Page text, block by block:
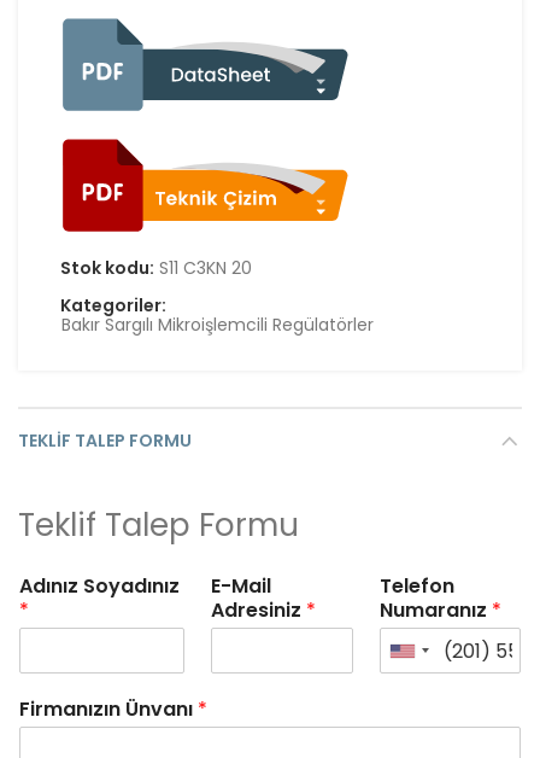
Stok kodu: S11 C3KN 20
Kategoriler:
Bakır Sargılı Mikroişlemcili Regülatörler
TEKLIF TALEP FORMU
Teklif Talep Formu
Adınız Soyadınız
*
E-Mail
Adresiniz *
Telefon
Numaranız *
Firmanızın Ünvanı *